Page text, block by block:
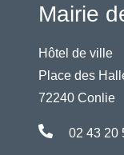
Mairie
Hôtel de ville
Place des
72240 Conlie
02 43 20